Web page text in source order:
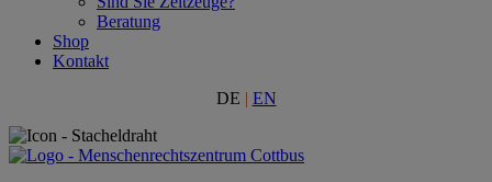
Beratung
Shop
Kontakt
DE | EN